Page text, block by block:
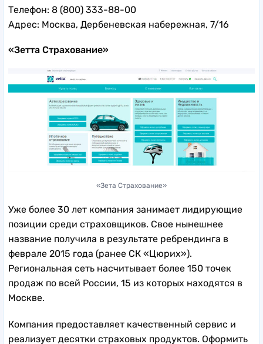
Телефон: 8 (800) 333-88-00
Адрес: Москва, Дербеневская набережная, 7/16
«Зетта Страхование»
«Зета Страхование»
Уже более 30 лет компания занимает лидирующие
позиции среди страховщиков. Свое нынешнее
название получила в результате ребрендинга в
феврале 2015 года (ранее СК «Цюрих»).
Региональная сеть насчитывает более 150 точек
продаж по всей России, 15 из которых находятся в
Москве.
Компания предоставляет качественный сервис и
реализует десятки страховых продуктов. Оформить